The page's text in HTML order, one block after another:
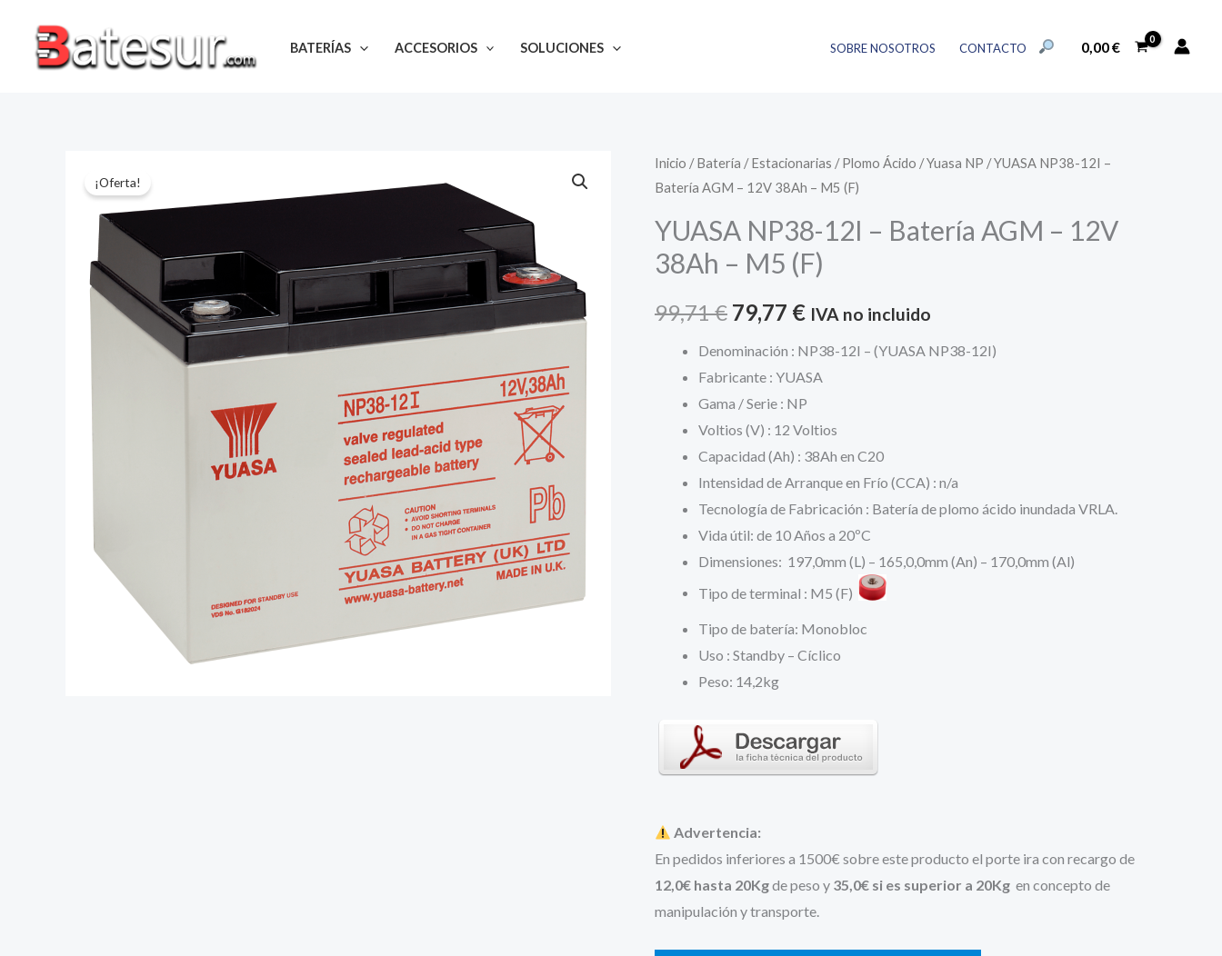
contenido
BATERÍAS ACCESORIOS SOLUCIONES SOBRE NOSOTROS CONTACTO BUSCAR:
0,00€
¡Oferta!
Inicio /Batería /Estacionarias /Plomo Ácido /Yuasa NP / YUASA NP38-12I –
Batería AGM – 12V 38Ah – M5 (F)
YUASA NP38-12I – Batería AGM – 12V
38Ah – M5 (F)
99,71€ El
precio
original
era:
99,71 €.
79,77 €El
precio
actual
es:
IVA no incluido
Denominación : NP38-12I – (YUASA NP38-12I)
Fabricante : YUASA
Gama / Serie : NP
Voltios (V) : 12 Voltios
Capacidad (Ah) : 38Ah en C20
Intensidad de Arranque en Frío (CCA) : n/a
Tecnología de Fabricación : Batería de plomo ácido inundada VRLA.
Vida útil: de 10 Años a 20ºC
Dimensiones: 197,0mm (L) – 165,0,0mm (An) – 170,0mm (Al)
Tipo de terminal : M5 (F)
Tipo de batería: Monobloc
Uso : Standby – Cíclico
Peso: 14,2kg
Advertencia:
En pedidos inferiores a 1500€ sobre este producto el porte ira con recargo de
12,0€ hasta 20Kgde peso y 35,0€ si es superior a 20Kg en concepto de
manipulación y transporte.
es:
-
M5